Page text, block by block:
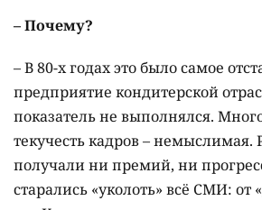
– Почему?
– В 80-х годах это было самое
предприятие кондитерской
показатель не выполнялся.
текучесть кадров – немыслимая.
получали ни премий, ни
старались «уколоть» всё СМИ: от